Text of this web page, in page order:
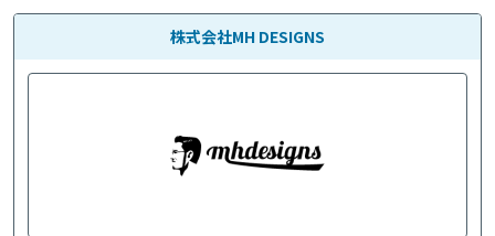
株式会社MH DESIGNS